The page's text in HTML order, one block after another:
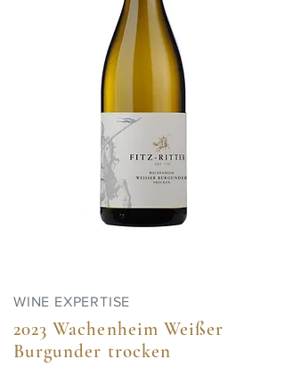
WINE EXPERTISE
2023 Wachenheim Weißer
Burgunder trocken